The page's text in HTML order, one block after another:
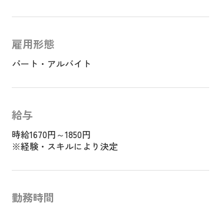
雇用形態
パート・アルバイト
給与
時給1670円～1850円
※経験・スキルにより決定
勤務時間